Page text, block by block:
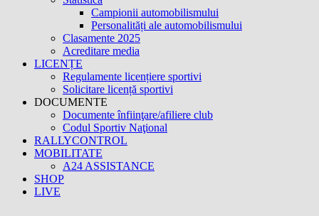
Campionii automobilismului
Personalități ale automobilismului
Clasamente 2025
Acreditare media
LICENȚE
Regulamente licențiere sportivi
Solicitare licență sportivi
DOCUMENTE
Documente înfiinţare/afiliere club
Codul Sportiv Naţional
RALLYCONTROL
MOBILITATE
A24 ASSISTANCE
SHOP
LIVE